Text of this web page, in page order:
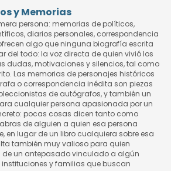
y Memorias
persona: memorias de políticos,
diarios personales, correspondencia
algo que ninguna biografía escrita
del todo: la voz directa de quien vivió los
dudas, motivaciones y silencios, tal como
Las memorias de personajes históricos
o correspondencia inédita son piezas
de autógrafos, y también un
cualquier persona apasionada por un
pocas cosas dicen tanto como
de alguien a quien esa persona
en lugar de un libro cualquiera sobre esa
también muy valioso para quien
de un antepasado vinculado a algún
y familias que buscan